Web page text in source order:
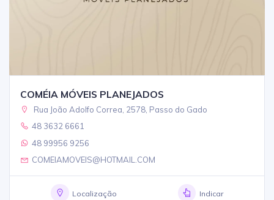
COMÉIA MÓVEIS PLANEJADOS
Rua João Adolfo Correa, 2578, Passo do Gado
48 3632 6661
48 99956 9256
COMEIAMOVEIS@HOTMAIL.COM
Localização Indicar